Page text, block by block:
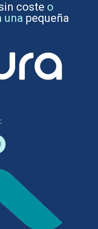
coste o
una pequeña